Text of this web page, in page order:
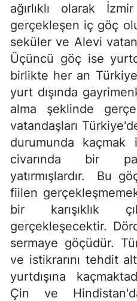
ağırlıklı olarak
gerçekleşen iç göç
seküler ve Alevi
Üçüncü göç ise
birlikte her an
yurt dışında
alma şeklinde
vatandaşları
durumunda
civarında bir
yatırmışlardır. Bu
fiilen
bir karışıklık
gerçekleşecektir.
sermaye göçüdür.
ve istikrarını tehdit
yurtdışına
Çin ve